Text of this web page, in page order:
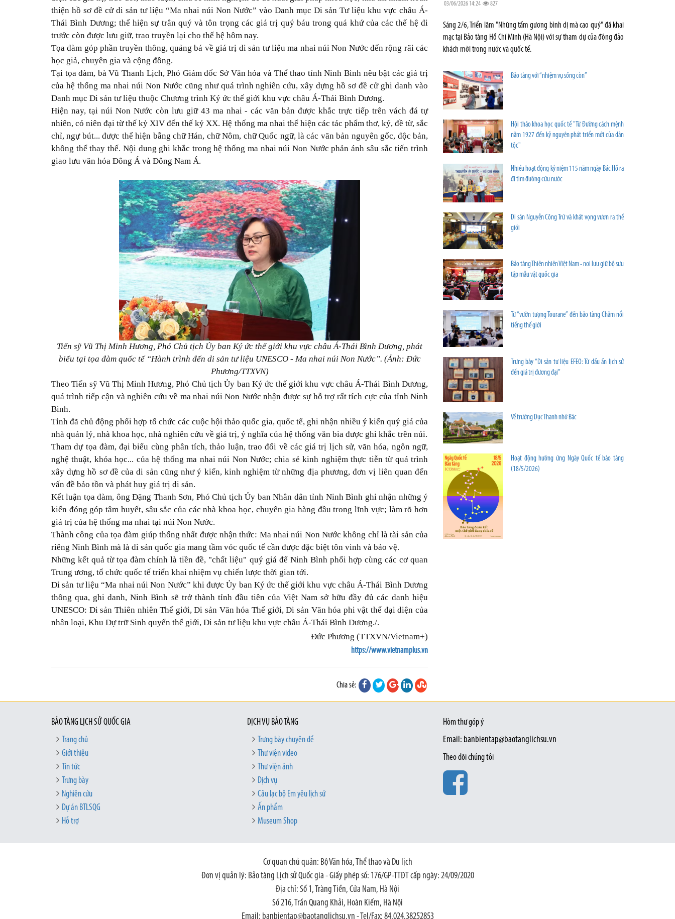
thiện hồ sơ đề cử di sản tư liệu “Ma nhai núi Non Nước” vào Danh mục Di sản Tư liệu khu vực châu Á-
Thái Bình Dương; thể hiện sự trân quý và tôn trọng các giá trị quý báu trong quá khứ của các thế hệ đi
trước còn được lưu giữ, trao truyền lại cho thế hệ hôm nay.
Tọa đàm góp phần truyền thông, quảng bá về giá trị di sản tư liệu ma nhai núi Non Nước đến rộng rãi các
học giả, chuyên gia và cộng đồng.
Tại tọa đàm, bà Vũ Thanh Lịch, Phó Giám đốc Sở Văn hóa và Thể thao tỉnh Ninh Bình nêu bật các giá trị
của hệ thống ma nhai núi Non Nước cũng như quá trình nghiên cứu, xây dựng hồ sơ đề cử ghi danh vào
Danh mục Di sản tư liệu thuộc Chương trình Ký ức thế giới khu vực châu Á-Thái Bình Dương.
Hiện nay, tại núi Non Nước còn lưu giữ 43 ma nhai - các văn bản được khắc trực tiếp trên vách đá tự
nhiên, có niên đại từ thế kỷ XIV đến thế kỷ XX. Hệ thống ma nhai thể hiện các tác phẩm thơ, ký, đề từ, sắc
chỉ, ngự bút... được thể hiện bằng chữ Hán, chữ Nôm, chữ Quốc ngữ, là các văn bản nguyên gốc, độc bản,
không thể thay thế. Nội dung ghi khắc trong hệ thống ma nhai núi Non Nước phản ánh sâu sắc tiến trình
giao lưu văn hóa Đông Á và Đông Nam Á.
Tiến sỹ Vũ Thị Minh Hương, Phó Chủ tịch Ủy ban Ký ức thế giới khu vực châu Á-Thái Bình Dương, phát
biểu tại tọa đàm quốc tế “Hành trình đến di sản tư liệu UNESCO - Ma nhai núi Non Nước”. (Ảnh: Đức
Phương/TTXVN)
Theo Tiến sỹ Vũ Thị Minh Hương, Phó Chủ tịch Ủy ban Ký ức thế giới khu vực châu Á-Thái Bình Dương,
quá trình tiếp cận và nghiên cứu về ma nhai núi Non Nước nhận được sự hỗ trợ rất tích cực của tỉnh Ninh
Bình.
Tỉnh đã chủ động phối hợp tổ chức các cuộc hội thảo quốc gia, quốc tế, ghi nhận nhiều ý kiến quý giá của
nhà quản lý, nhà khoa học, nhà nghiên cứu về giá trị, ý nghĩa của hệ thống văn bia được ghi khắc trên núi.
Tham dự tọa đàm, đại biểu cùng phân tích, thảo luận, trao đổi về các giá trị lịch sử, văn hóa, ngôn ngữ,
nghệ thuật, khóa học... của hệ thống ma nhai núi Non Nước; chia sẻ kinh nghiệm thực tiễn từ quá trình
xây dựng hồ sơ đề của di sản cũng như ý kiến, kinh nghiệm từ những địa phương, đơn vị liên quan đến
vấn đề bảo tồn và phát huy giá trị di sản.
Kết luận tọa đàm, ông Đặng Thanh Sơn, Phó Chủ tịch Ủy ban Nhân dân tỉnh Ninh Bình ghi nhận những ý
kiến đóng góp tâm huyết, sâu sắc của các nhà khoa học, chuyên gia hàng đầu trong lĩnh vực; làm rõ hơn
giá trị của hệ thống ma nhai tại núi Non Nước.
Thành công của tọa đàm giúp thống nhất được nhận thức: Ma nhai núi Non Nước không chỉ là tài sản của
riêng Ninh Bình mà là di sản quốc gia mang tầm vóc quốc tế cần được đặc biệt tôn vinh và bảo vệ.
Những kết quả từ tọa đàm chính là tiền đề, "chất liệu" quý giá để Ninh Bình phối hợp cùng các cơ quan
Trung ương, tổ chức quốc tế triển khai nhiệm vụ chiến lược thời gian tới.
Di sản tư liệu “Ma nhai núi Non Nước” khi được Ủy ban Ký ức thế giới khu vực châu Á-Thái Bình Dương
thông qua, ghi danh, Ninh Bình sẽ trở thành tỉnh đầu tiên của Việt Nam sở hữu đầy đủ các danh hiệu
UNESCO: Di sản Thiên nhiên Thế giới, Di sản Văn hóa Thế giới, Di sản Văn hóa phi vật thể đại diện của
nhân loại, Khu Dự trữ Sinh quyển thế giới, Di sản tư liệu khu vực châu Á-Thái Bình Dương./.
Đức Phương (TTXVN/Vietnam+)
https://www.vietnamplus.vn
Chia sẻ:
03/06/2026 14:24 827
Sáng 2/6, Triển lãm "Những tấm gương bình dị mà cao quý" đã khai
mạc tại Bảo tàng Hồ Chí Minh (Hà Nội) với sự tham dự của đông đảo
khách mời trong nước và quốc tế.
Bảo tàng với “nhiệm vụ sống còn”
Hội thảo khoa học quốc tế "Từ Đường cách mệnh
năm 1927 đến kỷ nguyên phát triển mới của dân
tộc"
Nhiều hoạt động kỷ niệm 115 năm ngày Bác Hồ ra
đi tìm đường cứu nước
Di sản Nguyễn Công Trứ và khát vọng vươn ra thế
giới
Bảo tàng Thiên nhiên Việt Nam - nơi lưu giữ bộ sưu
tập mẫu vật quốc gia
Từ “vườn tượng Tourane” đến bảo tàng Chăm nổi
tiếng thế giới
Trưng bày “Di sản tư liệu EFEO: Từ dấu ấn lịch sử
đến giá trị đương đại”
Về trường Dục Thanh nhớ Bác
Hoạt động hưởng ứng Ngày Quốc tế bảo tàng
(18/5/2026)
BẢO TÀNG LỊCH SỬ QUỐC GIA
Trang chủ
Giới thiệu
Tin tức
Trưng bày
Nghiên cứu
Dự án BTLSQG
Hỗ trợ
DỊCH VỤ BẢO TÀNG
Trưng bày chuyên đề
Thư viện video
Thư viện ảnh
Dịch vụ
Câu lạc bộ Em yêu lịch sử
Ấn phẩm
Museum Shop
Hòm thư góp ý
Email: banbientap@baotanglichsu.vn
Theo dõi chúng tôi
Cơ quan chủ quản: Bộ Văn hóa, Thể thao và Du lịch
Đơn vị quản lý: Bảo tàng Lịch sử Quốc gia - Giấy phép số: 176/GP-TTĐT cấp ngày: 24/09/2020
Địa chỉ: Số 1, Tràng Tiền, Cửa Nam, Hà Nội
Số 216, Trần Quang Khải, Hoàn Kiếm, Hà Nội
Email: banbientap@baotanglichsu.vn - Tel/Fax: 84.024.38252853